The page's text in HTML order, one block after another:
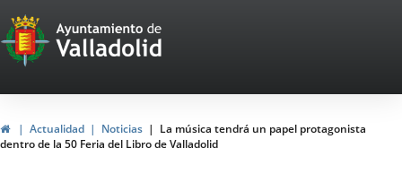
Portal
Web
del
Ayuntamiento
de
InicioActualidad Noticias
La música tendrá un papel protagonista
dentro de la 50 Feria del Libro de Valladolid